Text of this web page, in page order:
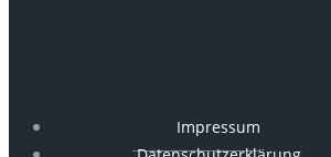
Impressum